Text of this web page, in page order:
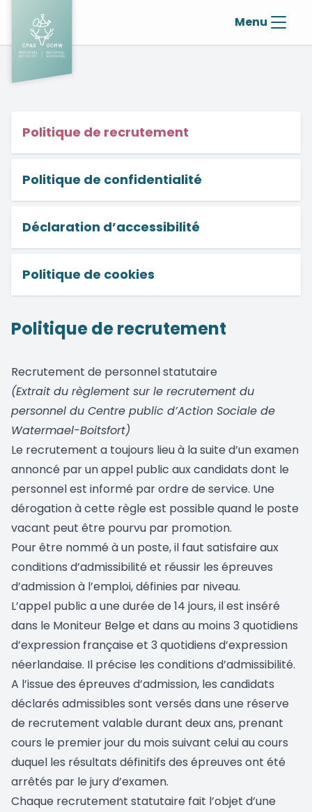
Menu
Politique de recrutement
Politique de confidentialité
Déclaration d’accessibilité
Politique de cookies
Politique de recrutement
Recrutement de personnel statutaire
(Extrait du règlement sur le recrutement du
personnel du Centre public d’Action Sociale de
Watermael-Boitsfort)
Le recrutement a toujours lieu à la suite d’un examen
annoncé par un appel public aux candidats dont le
personnel est informé par ordre de service. Une
dérogation à cette règle est possible quand le poste
vacant peut être pourvu par promotion.
Pour être nommé à un poste, il faut satisfaire aux
conditions d’admissibilité et réussir les épreuves
d’admission à l’emploi, définies par niveau.
L’appel public a une durée de 14 jours, il est inséré
dans le Moniteur Belge et dans au moins 3 quotidiens
d’expression française et 3 quotidiens d’expression
néerlandaise. Il précise les conditions d’admissibilité.
A l’issue des épreuves d’admission, les candidats
déclarés admissibles sont versés dans une réserve
de recrutement valable durant deux ans, prenant
cours le premier jour du mois suivant celui au cours
duquel les résultats définitifs des épreuves ont été
arrêtés par le jury d’examen.
Chaque recrutement statutaire fait l’objet d’une